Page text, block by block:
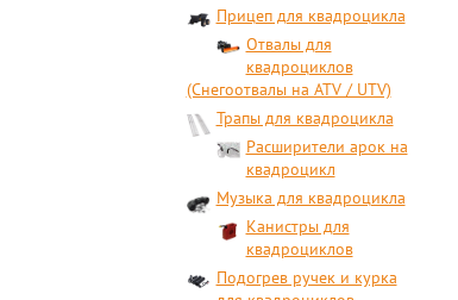
Прицеп для квадроцикла
Отвалы для
квадроциклов
(Снегоотвалы на ATV / UTV)
Трапы для квадроцикла
Расширители арок на
квадроцикл
Музыка для квадроцикла
Канистры для
квадроциклов
Подогрев ручек и курка